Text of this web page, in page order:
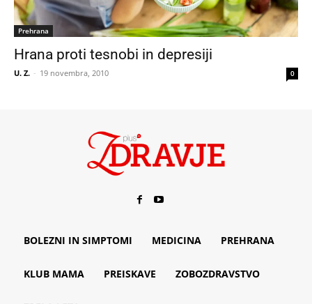
Prehrana
Hrana proti tesnobi in depresiji
U. Z. - 19 novembra, 2010 0
BOLEZNI IN SIMPTOMI MEDICINA PREHRANA
KLUB MAMA PREISKAVE ZOBOZDRAVSTVO